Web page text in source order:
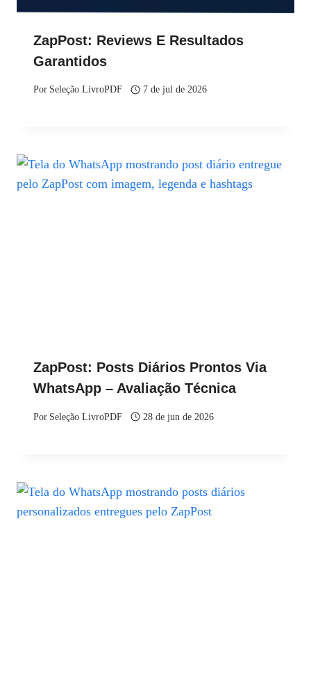
ZapPost: Reviews E Resultados
Garantidos
Por Seleção LivroPDF 7 de jul de 2026
ZapPost: Posts Diários Prontos Via
WhatsApp – Avaliação Técnica
Por Seleção LivroPDF 28 de jun de 2026